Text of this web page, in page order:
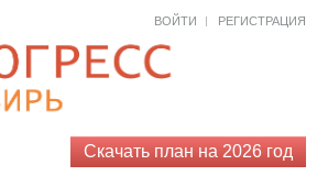
ВОЙТИ РЕГИСТРАЦИЯ
Скачать план на 2026 год